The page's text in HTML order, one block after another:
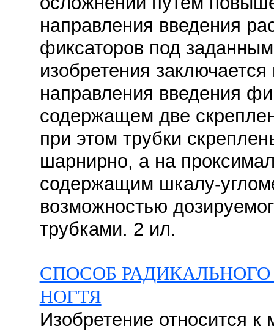
направления введения
фиксаторов под
изобретения
направления введения
содержащем две
при этом трубки
шарнирно, а на
содержащим шкалу-
возможностью
трубками. 2 ил.
СПОСОБ
НОГТЯ
Изобретение относится